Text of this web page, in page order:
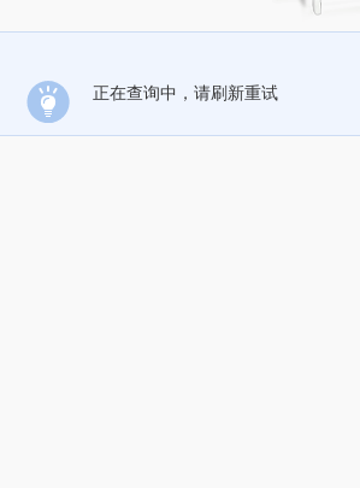
正在查询中，请刷新重试